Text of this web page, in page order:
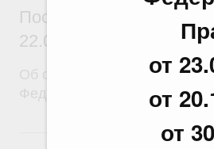
от
от
от
Постановление
22.07.2026 г. № 922
Об особенностях
Федерации в сфере